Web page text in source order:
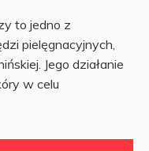
to jedno z
pielęgnacyjnych,
Jego działanie
w celu